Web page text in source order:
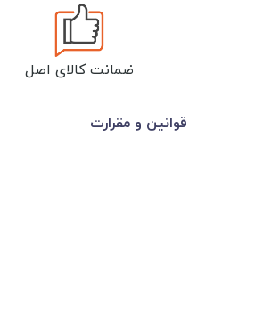
ضمانت کالای اصل
قوانین و مقرارت